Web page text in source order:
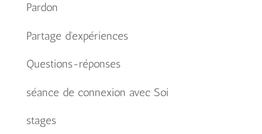
Pardon
Partage d'expériences
Questions-réponses
séance de connexion avec Soi
stages